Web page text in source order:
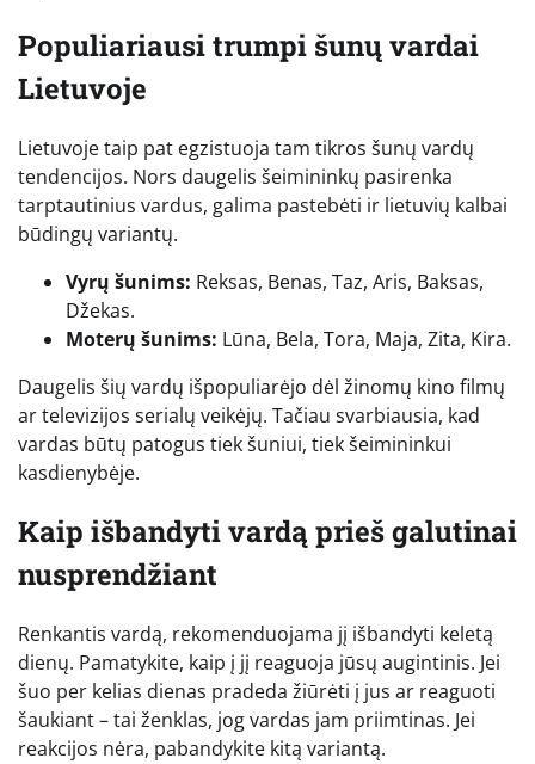
Populiariausi trumpi šunų vardai
Lietuvoje
Lietuvoje taip pat egzistuoja tam tikros šunų vardų
tendencijos. Nors daugelis šeimininkų pasirenka
tarptautinius vardus, galima pastebėti ir lietuvių kalbai
būdingų variantų.
Vyrų šunims: Reksas, Benas, Taz, Aris, Baksas,
Džekas.
Moterų šunims: Lūna, Bela, Tora, Maja, Zita, Kira.
Daugelis šių vardų išpopuliarėjo dėl žinomų kino filmų
ar televizijos serialų veikėjų. Tačiau svarbiausia, kad
vardas būtų patogus tiek šuniui, tiek šeimininkui
kasdienybėje.
Kaip išbandyti vardą prieš galutinai
nusprendžiant
Renkantis vardą, rekomenduojama jį išbandyti keletą
dienų. Pamatykite, kaip į jį reaguoja jūsų augintinis. Jei
šuo per kelias dienas pradeda žiūrėti į jus ar reaguoti
šaukiant – tai ženklas, jog vardas jam priimtinas. Jei
reakcijos nėra, pabandykite kitą variantą.